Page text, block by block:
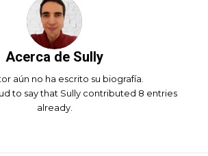
Acerca de Sully
aún no ha escrito su biografía.
to say that Sullycontributed 8 entries
already.